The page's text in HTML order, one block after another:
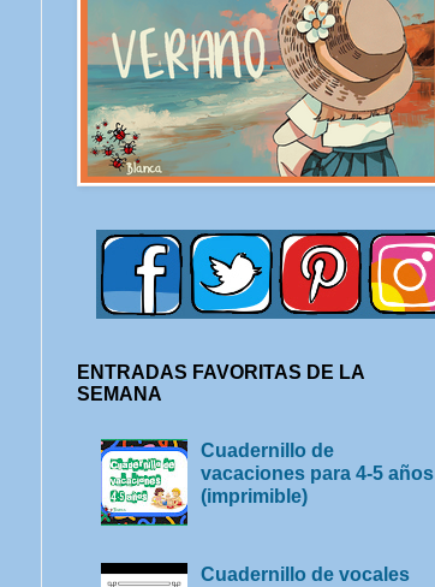
ENTRADAS FAVORITAS DE LA
SEMANA
Cuadernillo de
vacaciones para 4-5 años
(imprimible)
Cuadernillo de vocales